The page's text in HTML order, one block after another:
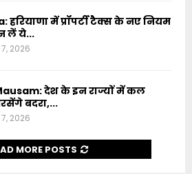
हरियाणा में प्रॉपर्टी टैक्स के नए नियम
लें ये...
2026
देश के इन राज्यों में कल
बदरा,...
2026
MORE POSTS